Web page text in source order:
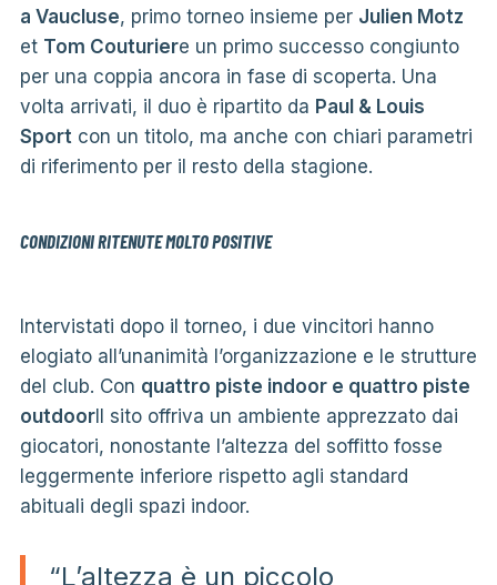
a Vaucluse, primo torneo insieme per Julien Motz
et Tom Couturiere un primo successo congiunto
per una coppia ancora in fase di scoperta. Una
volta arrivati, il duo è ripartito da Paul & Louis
Sport con un titolo, ma anche con chiari parametri
di riferimento per il resto della stagione.
CONDIZIONI RITENUTE MOLTO POSITIVE
Intervistati dopo il torneo, i due vincitori hanno
elogiato all’unanimità l’organizzazione e le strutture
del club. Con quattro piste indoor e quattro piste
outdoorIl sito offriva un ambiente apprezzato dai
giocatori, nonostante l’altezza del soffitto fosse
leggermente inferiore rispetto agli standard
abituali degli spazi indoor.
“L’altezza è un piccolo